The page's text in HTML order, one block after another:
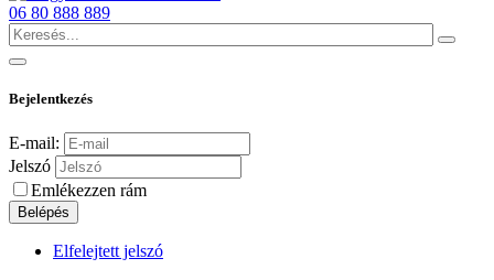
06 80 888 889
Bejelentkezés
E-mail:
Jelszó
Emlékezzen rám
Belépés
Elfelejtett jelszó